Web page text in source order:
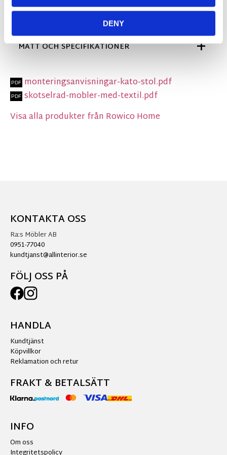
DENY
Säljs endast i 2-pack.
MÅTT OCH SPECIFIKATIONER
monteringsanvisningar-kato-stol.pdf
skotselrad-mobler-med-textil.pdf
Visa alla produkter från Rowico Home
KONTAKTA OSS
Ra:s Möbler AB
0951-77040
kundtjanst@allinterior.se
FÖLJ OSS PÅ
HANDLA
Kundtjänst
Köpvillkor
Reklamation och retur
FRAKT & BETALSÄTT
INFO
Om oss